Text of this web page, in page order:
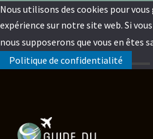
Nous utilisons des cookies pour
expérience sur notre site web. Si
nous supposerons que vous en êtes
Politique de confidentialité